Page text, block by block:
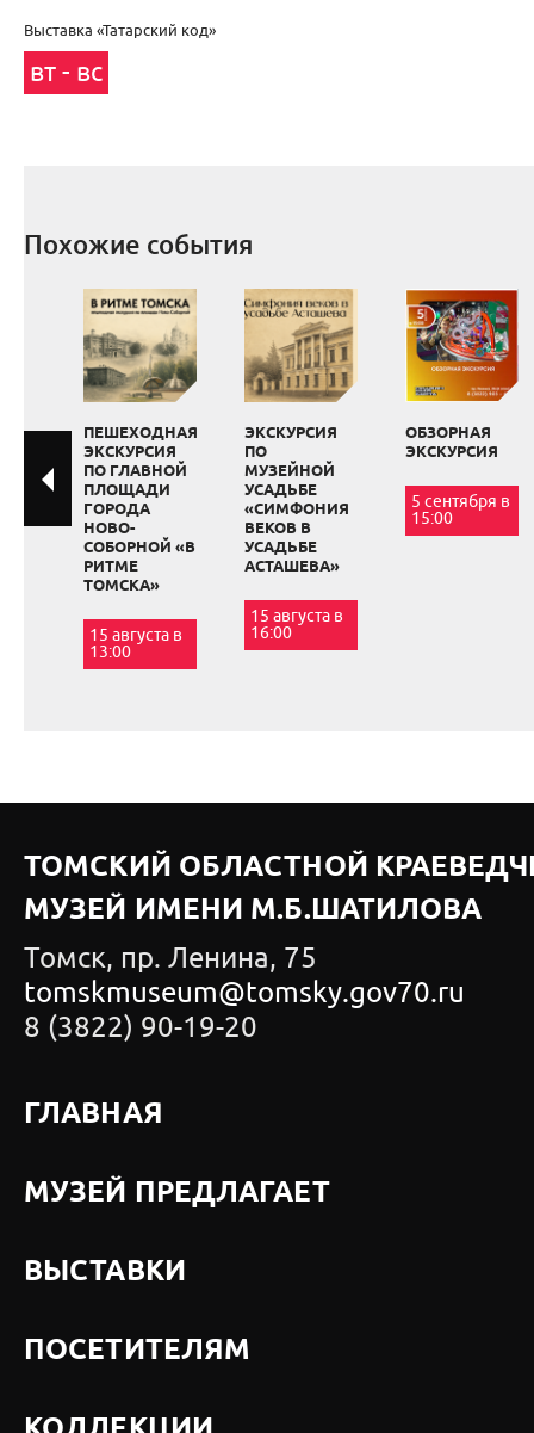
Выставка «Татарский код»
вт - вс
Похожие события
ПЕШЕХОДНАЯ
ЭКСКУРСИЯ
ПО ГЛАВНОЙ
ПЛОЩАДИ
ГОРОДА
НОВО-
СОБОРНОЙ «В
РИТМЕ
ТОМСКА»
15 августа в
13:00
ЭКСКУРСИЯ
ПО
МУЗЕЙНОЙ
УСАДЬБЕ
«СИМФОНИЯ
ВЕКОВ В
УСАДЬБЕ
АСТАШЕВА»
15 августа в
16:00
ОБЗОРНАЯ
ЭКСКУРСИЯ
5 сентября в
15:00
ТОМСКИЙ ОБЛАСТНОЙ
МУЗЕЙ ИМЕНИ М.Б.ШАТИЛОВА
Томск, пр. Ленина, 75
tomskmuseum@tomsky.gov70.ru
8 (3822) 90-19-20
ГЛАВНАЯ
МУЗЕЙ ПРЕДЛАГАЕТ
ВЫСТАВКИ
ПОСЕТИТЕЛЯМ